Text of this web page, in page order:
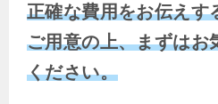
正確な費用をお伝えす
ご用意の上、まずはお
ください。